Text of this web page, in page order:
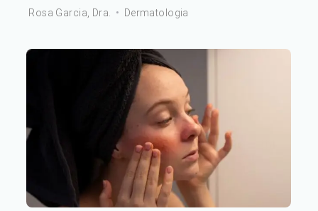
Rosa Garcia, Dra. • Dermatologia